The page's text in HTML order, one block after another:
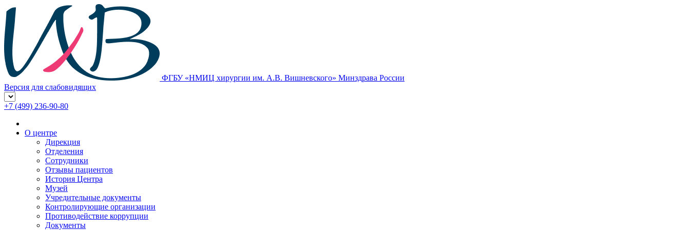
ФГБУ «НМИЦ хирургии им. А.В. Вишневского» Минздрава России
Версия для слабовидящих
+7 (499) 236-90-80
О центре
Дирекция
Отделения
Сотрудники
Отзывы пациентов
История Центра
Музей
Учредительные документы
Контролирующие организации
Противодействие коррупции
Документы